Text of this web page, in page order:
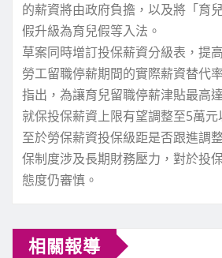
的薪資將由政府負擔，以及將「育
假升級為育兒假等入法。
草案同時增訂投保薪資分級表，提
勞工留職停薪期間的實際薪資替代
指出，為讓育兒留職停薪津貼最高
就保投保薪資上限有望調整至5萬元
至於勞保薪資投保級距是否跟進調
保制度涉及長期財務壓力，對於投
態度仍審慎。
相關報導